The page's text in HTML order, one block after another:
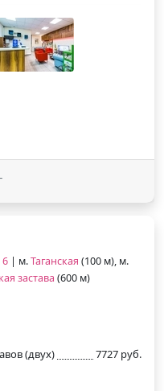
6 | м.Таганская (100 м), м.
застава (600 м)
(двух)
7727 руб.